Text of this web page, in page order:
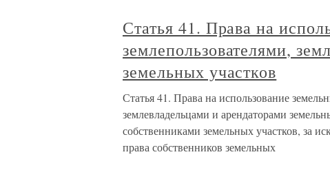
Статья 41. Права на
землепользователями,
земельных участков
Статья 41. Права на использование
землевладельцами и арендаторами
собственниками земельных участков, за
права собственников земельных